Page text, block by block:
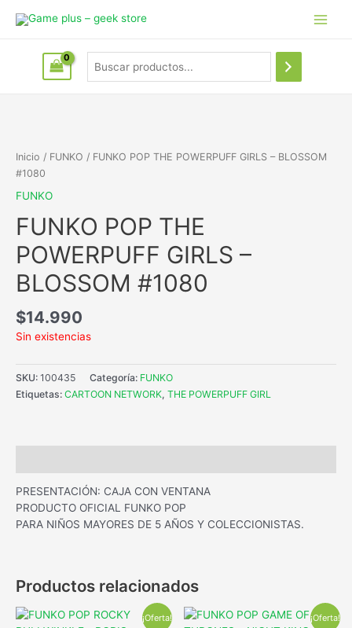
Inicio / FUNKO / FUNKO POP THE POWERPUFF GIRLS – BLOSSOM
#1080
FUNKO
FUNKO POP THE
POWERPUFF GIRLS –
BLOSSOM #1080
$14.990
Sin existencias
SKU: 100435 Categoría: FUNKO
Etiquetas: CARTOON NETWORK, THE POWERPUFF GIRL
PRESENTACIÓN: CAJA CON VENTANA
PRODUCTO OFICIAL FUNKO POP
PARA NIÑOS MAYORES DE 5 AÑOS Y COLECCIONISTAS.
Productos relacionados
¡Oferta! ¡Oferta!